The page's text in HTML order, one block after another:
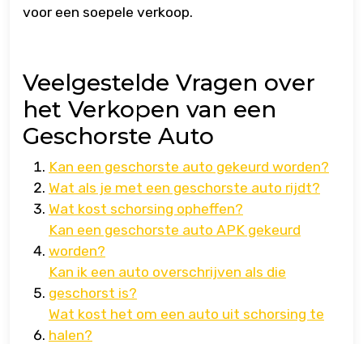
voor een soepele verkoop.
Veelgestelde Vragen over
het Verkopen van een
Geschorste Auto
Kan een geschorste auto gekeurd worden?
Wat als je met een geschorste auto rijdt?
Wat kost schorsing opheffen?
Kan een geschorste auto APK gekeurd
worden?
Kan ik een auto overschrijven als die
geschorst is?
Wat kost het om een auto uit schorsing te
halen?